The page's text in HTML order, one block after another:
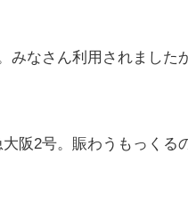
なさん利用されました
阪2号。賑わうもっくる